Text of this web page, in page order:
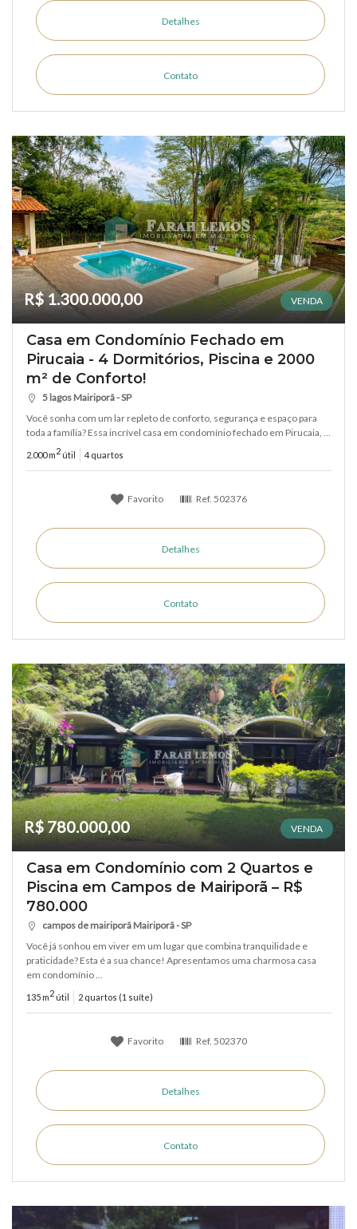
Detalhes
Contato
R$ 1.300.000,00 VENDA
Casa em Condomínio Fechado em
Pirucaia - 4 Dormitórios, Piscina e 2000
m² de Conforto!
5 lagos Mairiporã - SP
Você sonha com um lar repleto de conforto, segurança e espaço para
toda a família? Essa incrível casa em condomínio fechado em Pirucaia, ...
2.000 m2 útil 4 quartos
Favorito Ref. 502376
Detalhes
Contato
R$ 780.000,00 VENDA
Casa em Condomínio com 2 Quartos e
Piscina em Campos de Mairiporã – R$
780.000
campos de mairiporã Mairiporã - SP
Você já sonhou em viver em um lugar que combina tranquilidade e
praticidade? Esta é a sua chance! Apresentamos uma charmosa casa
em condomínio ...
135 m2 útil 2 quartos (1 suíte)
Favorito Ref. 502370
Detalhes
Contato